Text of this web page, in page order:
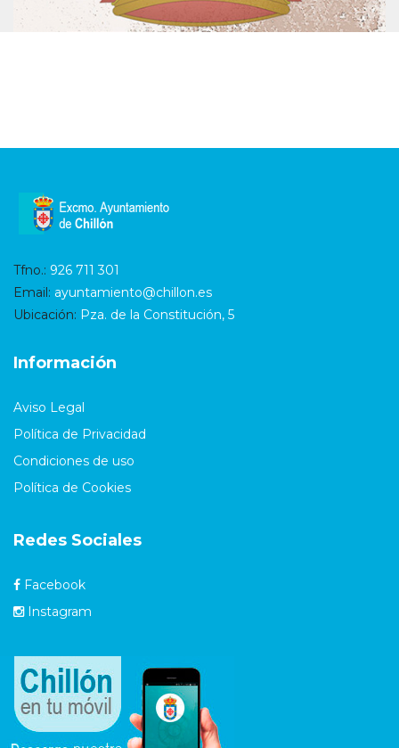
Tfno.: 926 711 301
Email: ayuntamiento@chillon.es
Ubicación: Pza. de la Constitución, 5
Información
Aviso Legal
Política de Privacidad
Condiciones de uso
Política de Cookies
Redes Sociales
Facebook
Instagram